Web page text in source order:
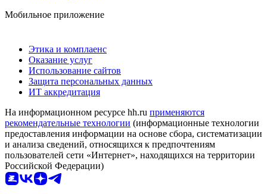
Мобильное приложение
Этика и комплаенс
Оказание услуг
Использование сайтов
Защита персональных данных
ИТ аккредитация
На информационном ресурсе hh.ru применяются
рекомендательные технологии (информационные технологии
предоставления информации на основе сбора, систематизации
и анализа сведений, относящихся к предпочтениям
пользователей сети «Интернет», находящихся на территории
Российской Федерации)